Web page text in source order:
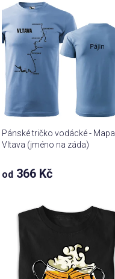
Pánské tričko vodácké - Mapa
Vltava (jméno na záda)
od 366 Kč